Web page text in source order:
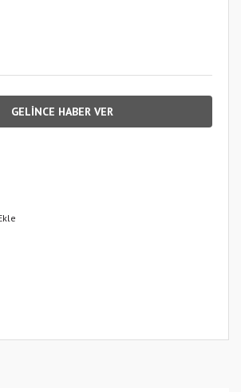
GELİNCE HABER VER